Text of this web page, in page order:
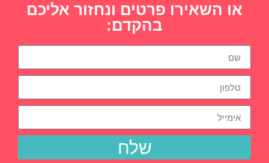
או השאירו פרטים ונחזור אליכם
בהקדם:
שלח